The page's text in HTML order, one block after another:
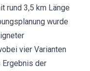
rund 3,5 km Länge
wurde
vier Varianten
Ergebnis der